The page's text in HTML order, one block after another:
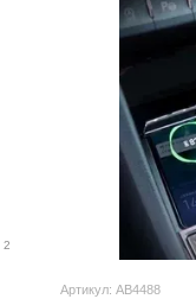
Артикул: AB4488
2